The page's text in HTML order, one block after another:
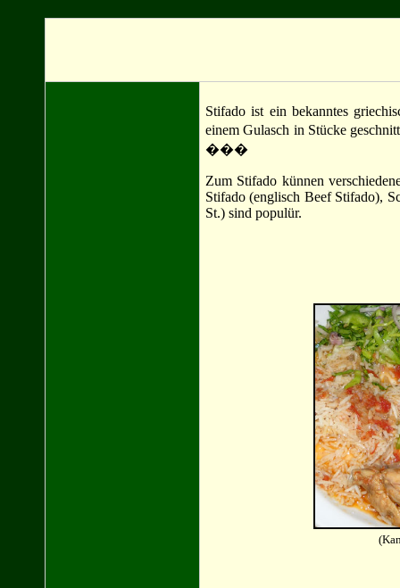
Stifado ist ein bekanntes
einem Gulasch in Stücke
���
Zum Stifado künnen
Stifado (englisch Beef Stifado),
St.) sind populür.